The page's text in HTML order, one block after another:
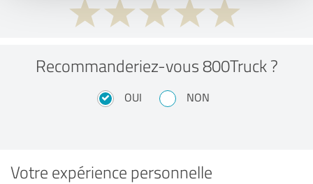
Recommanderiez-vous 800Truck ?
OUI NON
Votre expérience personnelle